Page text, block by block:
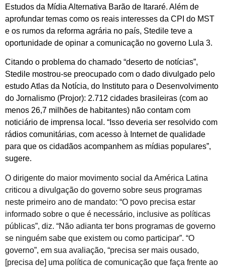
Estudos da Mídia Alternativa Barão de Itararé. Além de
aprofundar temas como os reais interesses da CPI do MST
e os rumos da reforma agrária no país, Stedile teve a
oportunidade de opinar a comunicação no governo Lula 3.
Citando o problema do chamado “deserto de notícias”,
Stedile mostrou-se preocupado com o dado divulgado pelo
estudo Atlas da Notícia, do Instituto para o Desenvolvimento
do Jornalismo (Projor): 2.712 cidades brasileiras (com ao
menos 26,7 milhões de habitantes) não contam com
noticiário de imprensa local. “Isso deveria ser resolvido com
rádios comunitárias, com acesso à Internet de qualidade
para que os cidadãos acompanhem as mídias populares”,
sugere.
O dirigente do maior movimento social da América Latina
criticou a divulgação do governo sobre seus programas
neste primeiro ano de mandato: “O povo precisa estar
informado sobre o que é necessário, inclusive as políticas
públicas”, diz. “Não adianta ter bons programas de governo
se ninguém sabe que existem ou como participar”. “O
governo”, em sua avaliação, “precisa ser mais ousado,
[precisa de] uma política de comunicação que faça frente ao